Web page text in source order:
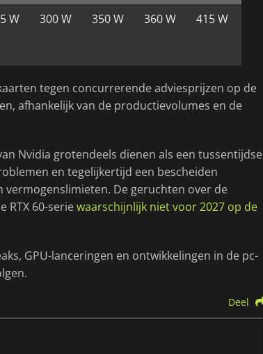
W 300 W 350 W 360 W 415 W
tegen concurrerende adviesprijzen op de
afhankelijk van de productievolumes en de
Nvidia grotendeels dienen als een tussentijdse
en tegelijkertijd een bescheiden
De geruchten over de
RTX 60-seriewaarschijnlijk niet voor 2027 op de
GPU-lanceringen en ontwikkelingen in de pc-
Deel